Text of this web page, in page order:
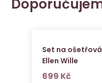
Set na
Ellen Wille
699 Kč